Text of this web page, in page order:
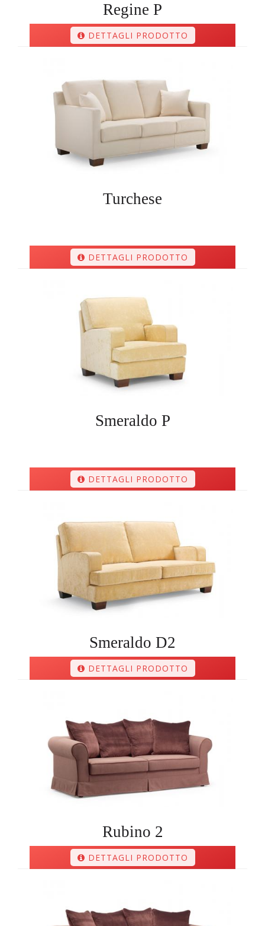
Regine P
DETTAGLI PRODOTTO
Turchese
DETTAGLI PRODOTTO
Smeraldo P
DETTAGLI PRODOTTO
Smeraldo D2
DETTAGLI PRODOTTO
Rubino 2
DETTAGLI PRODOTTO